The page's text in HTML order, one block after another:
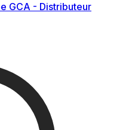
GCA - Distributeur